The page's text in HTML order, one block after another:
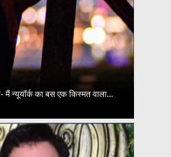
न्यूयॉर्क का बस एक किस्मत वाला...